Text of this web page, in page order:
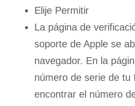
Elije Permitir
La página de
soporte de Apple se
navegador. En la
número de serie de tu
encontrar el número